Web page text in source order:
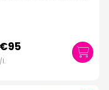
€95
/l.